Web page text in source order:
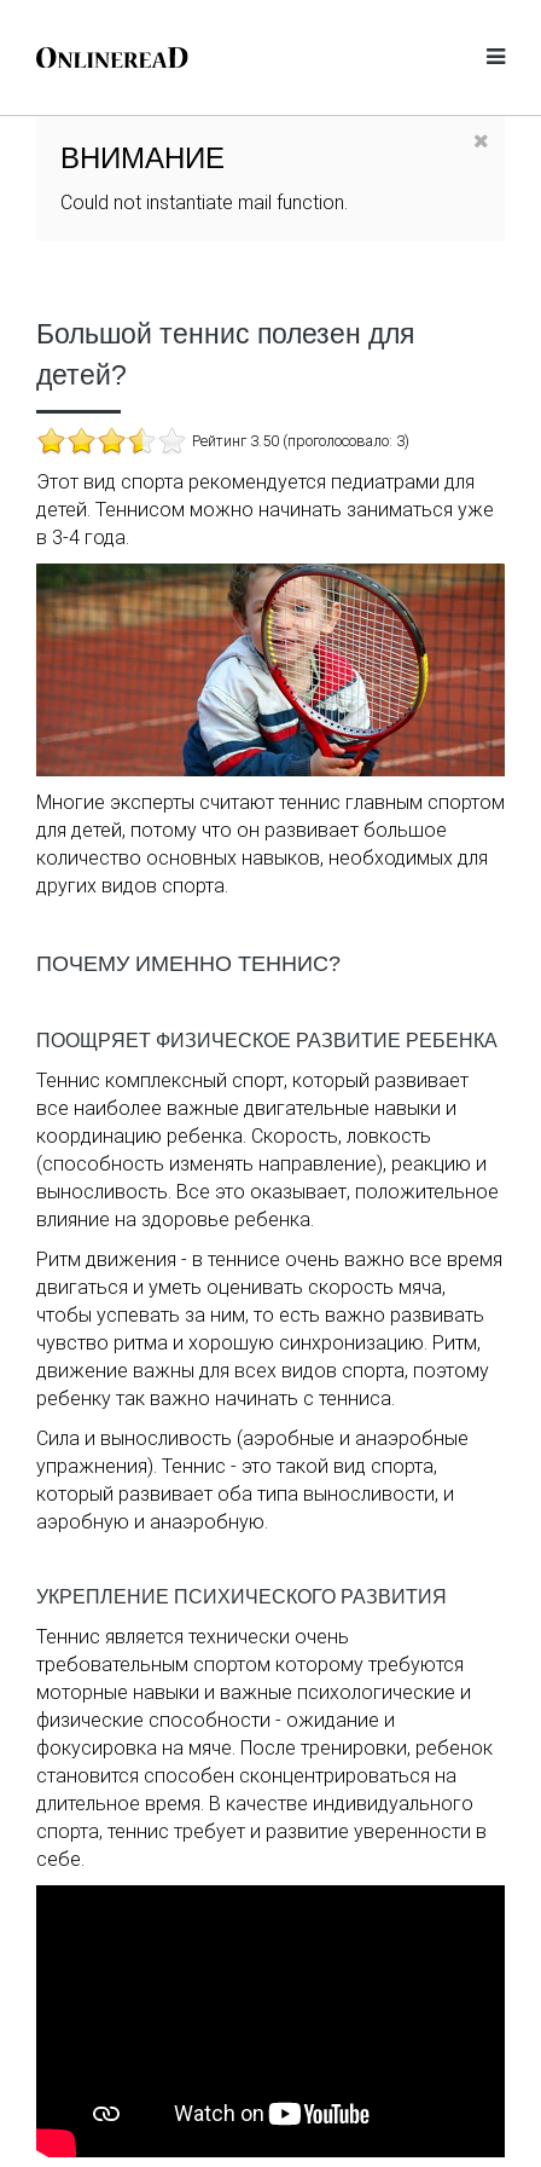
ВНИМАНИЕ
Could not instantiate mail function.
Большой теннис полезен для
детей?
Рейтинг 3.50 (проголосовало: 3)
Этот вид спорта рекомендуется педиатрами для
детей. Теннисом можно начинать заниматься уже
в 3-4 года.
Многие эксперты считают теннис главным спортом
для детей, потому что он развивает большое
количество основных навыков, необходимых для
других видов спорта.
ПОЧЕМУ ИМЕННО ТЕННИС?
ПООЩРЯЕТ ФИЗИЧЕСКОЕ РАЗВИТИЕ РЕБЕНКА
Теннис комплексный спорт, который развивает
все наиболее важные двигательные навыки и
координацию ребенка. Скорость, ловкость
(способность изменять направление), реакцию и
выносливость. Все это оказывает, положительное
влияние на здоровье ребенка.
Ритм движения - в теннисе очень важно все время
двигаться и уметь оценивать скорость мяча,
чтобы успевать за ним, то есть важно развивать
чувство ритма и хорошую синхронизацию. Ритм,
движение важны для всех видов спорта, поэтому
ребенку так важно начинать с тенниса.
Сила и выносливость (аэробные и анаэробные
упражнения). Теннис - это такой вид спорта,
который развивает оба типа выносливости, и
аэробную и анаэробную.
УКРЕПЛЕНИЕ ПСИХИЧЕСКОГО РАЗВИТИЯ
Теннис является технически очень
требовательным спортом которому требуются
моторные навыки и важные психологические и
физические способности - ожидание и
фокусировка на мяче. После тренировки, ребенок
становится способен сконцентрироваться на
длительное время. В качестве индивидуального
спорта, теннис требует и развитие уверенности в
себе.